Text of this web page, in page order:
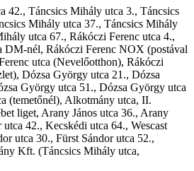
42., Táncsics Mihály utca 3., Táncsics
Mihály utca 37., Táncsics Mihály
utca 67., Rákóczi Ferenc utca 4.,
DM-nél, Rákóczi Ferenc NOX (postával
utca (Nevelőotthon), Rákóczi
Dózsa György utca 21., Dózsa
György utca 51., Dózsa György utca
(temetőnél), Alkotmány utca, II.
liget, Arany János utca 36., Arany
utca 42., Kecskédi utca 64., Wescast
utca 30., Fürst Sándor utca 52.,
Kft. (Táncsics Mihály utca,